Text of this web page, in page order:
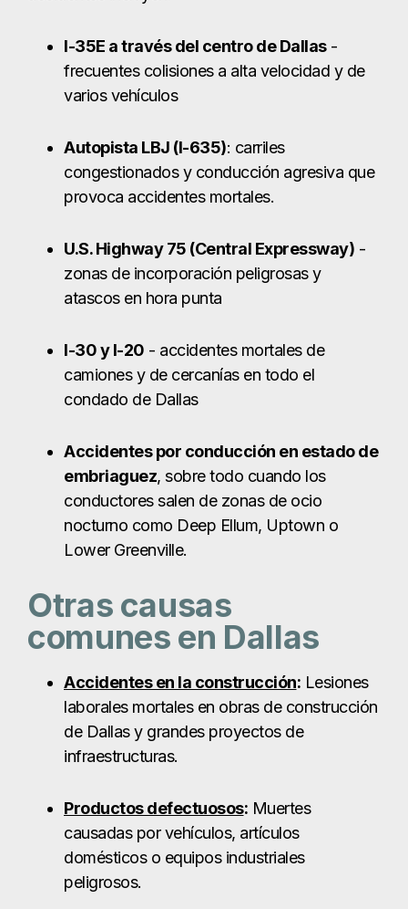
U.S. Highway 75 (Central Expressway)
zonas de incorporación peligrosas y
atascos en hora punta
I-30 y I-20- accidentes mortales de
camiones y de cercanías en todo el
condado de Dallas
Accidentes por conducción en estado de
embriaguez, sobre todo cuando los
conductores salen de zonas de ocio
Lower Greenville.
Otras causas
comunes en Dallas
Accidentes en la construcción: Lesiones
laborales mortales en obras de construcción
de Dallas y grandes proyectos de
infraestructuras.
Productos defectuosos
causadas por vehículos, artículos
peligrosos.
Responsabilidad de locales:Incidentes
mortales en negocios, complejos de
debido a condiciones inseguras.
Accidentes de camiones:Colisiones
mortales con camiones de 18 ruedas y